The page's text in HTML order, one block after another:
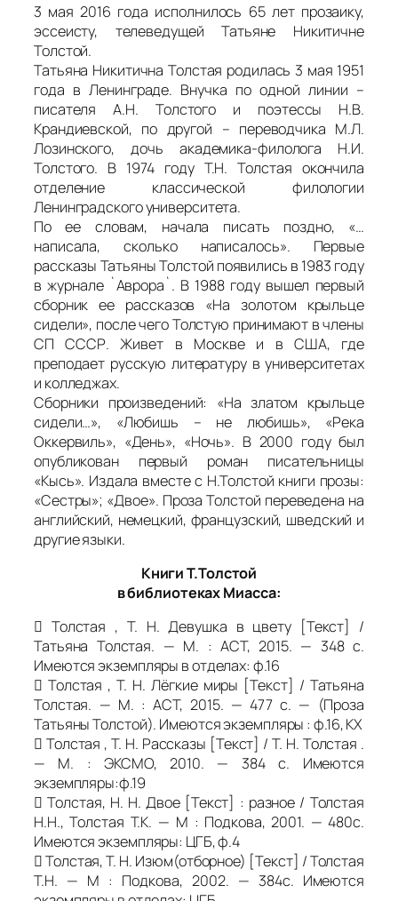
3 мая 2016 года исполнилось 65 лет прозаику,
эссеисту, телеведущей Татьяне Никитичне
Толстой.
Татьяна Никитична Толстая родилась 3 мая 1951
года в Ленинграде. Внучка по одной линии –
писателя А.Н. Толстого и поэтессы Н.В.
Крандиевской, по другой – переводчика М.Л.
Лозинского, дочь академика-филолога Н.И.
Толстого. В 1974 году Т.Н. Толстая окончила
отделение классической филологии
Ленинградского университета.
По ее словам, начала писать поздно, «…
написала, сколько написалось». Первые
рассказы Татьяны Толстой появились в 1983 году
в журнале `Аврора`. В 1988 году вышел первый
сборник ее рассказов «На золотом крыльце
сидели», после чего Толстую принимают в члены
СП СССР. Живет в Москве и в США, где
преподает русскую литературу в университетах
и колледжах.
Сборники произведений: «На златом крыльце
сидели…», «Любишь – не любишь», «Река
Оккервиль», «День», «Ночь». В 2000 году был
опубликован первый роман писательницы
«Кысь». Издала вместе с Н.Толстой книги прозы:
«Сестры»; «Двое». Проза Толстой переведена на
английский, немецкий, французский, шведский и
другие языки.
Книги Т.Толстой
в библиотеках Миасса:
 Толстая , Т. Н. Девушка в цвету [Текст] /
Татьяна Толстая. — М. : АСТ, 2015. — 348 с.
Имеются экземпляры в отделах: ф.16
 Толстая , Т. Н. Лёгкие миры [Текст] / Татьяна
Толстая. — М. : АСТ, 2015. — 477 с. — (Проза
Татьяны Толстой). Имеются экземпляры : ф.16, КХ
 Толстая , Т. Н. Рассказы [Текст] / Т. Н. Толстая .
— М. : ЭКСМО, 2010. — 384 с. Имеются
экземпляры:ф.19
 Толстая, Н. Н. Двое [Текст] : разное / Толстая
Н.Н., Толстая Т.К. — М : Подкова, 2001. — 480с.
Имеются экземпляры: ЦГБ, ф.4
 Толстая, Т. Н. Изюм(отборное) [Текст] / Толстая
Т.Н. — М : Подкова, 2002. — 384с. Имеются